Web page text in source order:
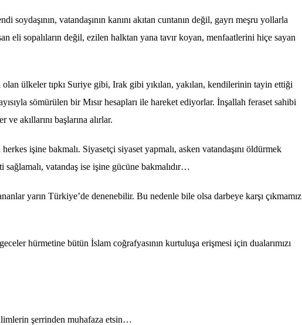
vatandaşının kanını akıtan cuntanın değil, gayrı meşru yollarla
eli sopalıların değil, ezilen halktan yana tavır koyan, menfaatlerini hiçe sayan
tıpkı Suriye gibi, Irak gibi yıkılan, yakılan, kendilerinin tayin ettiği
sömürülen bir Mısır hesapları ile hareket ediyorlar. İnşallah feraset sahibi
akıllarını başlarına alırlar.
işine bakmalı. Siyasetçi siyaset yapmalı, asken vatandaşını öldürmek
sağlamalı, vatandaş ise işine gücüne bakmalıdır…
yarın Türkiye’de denenebilir. Bu nedenle bile olsa darbeye karşı çıkmamız
hürmetine bütün İslam coğrafyasının kurtuluşa erişmesi için dualarımızı
şerrinden muhafaza etsin…